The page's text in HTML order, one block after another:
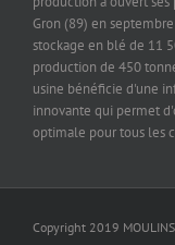
Gron (89) en
stockage en blé de 11
production de 450
usine bénéficie d'une
innovante qui permet
optimale pour tous les
Copyright 2019